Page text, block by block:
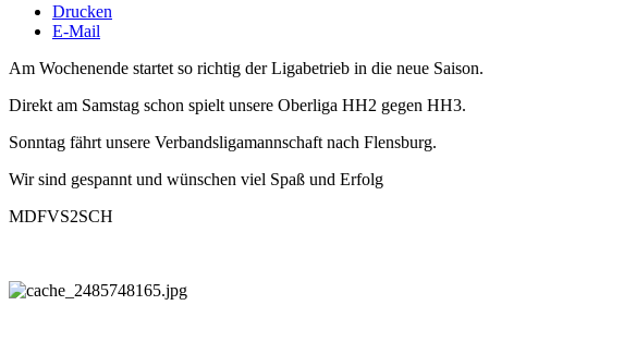
Drucken
E-Mail
Am Wochenende startet so richtig der Ligabetrieb in die neue Saison.
Direkt am Samstag schon spielt unsere Oberliga HH2 gegen HH3.
Sonntag fährt unsere Verbandsligamannschaft nach Flensburg.
Wir sind gespannt und wünschen viel Spaß und Erfolg
MDFVS2SCH